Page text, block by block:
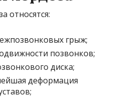
относятся:
грыж;
позвонков;
диска;
деформация